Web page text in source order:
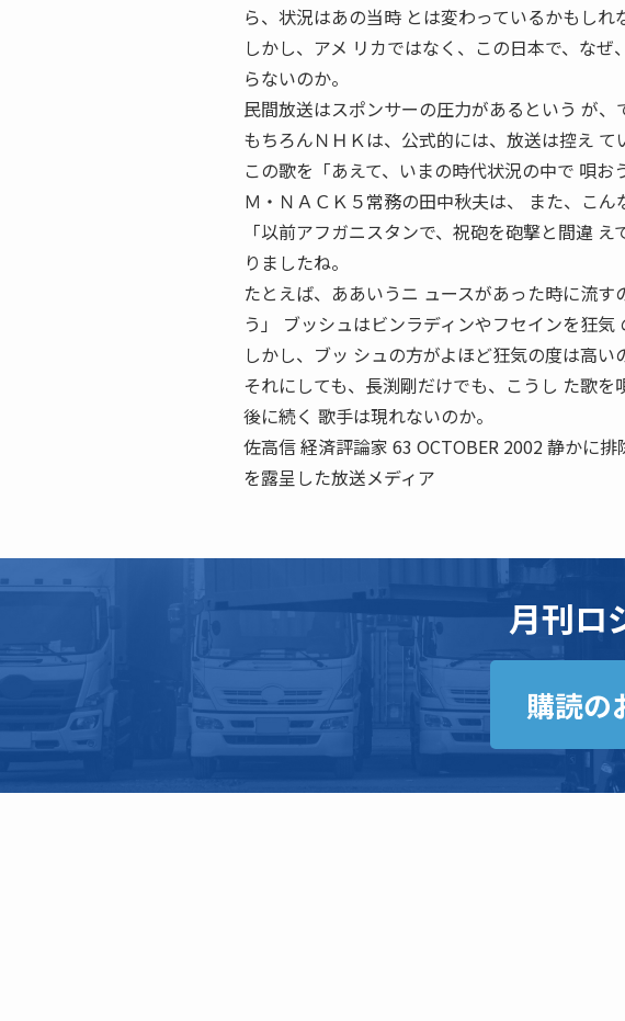
ら、状況はあの当時 とは変わっているかもしれ
しかし、アメ リカではなく、この日本で、な
らないのか。
民間放送はスポンサーの圧力があるという が、
もちろんＮＨＫは、公式的には、放送は控え て
この歌を「あえて、いまの時代状況の中で 唄
Ｍ・ＮＡＣＫ５常務の田中秋夫は、 また、こん
「以前アフガニスタンで、祝砲を砲撃と間違
りましたね。
たとえば、ああいうニ ュースがあった時に流
う」 ブッシュはビンラディンやフセインを狂気
しかし、ブッ シュの方がよほど狂気の度は高い
それにしても、長渕剛だけでも、こうし た歌を
後に続く 歌手は現れないのか。
佐高信 経済評論家 63 OCTOBER 2002 静かに
を露呈した放送メディア
月刊ロ
購読の